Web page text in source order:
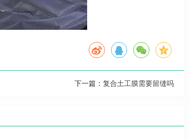
下一篇： 复合土工膜需要留缝吗